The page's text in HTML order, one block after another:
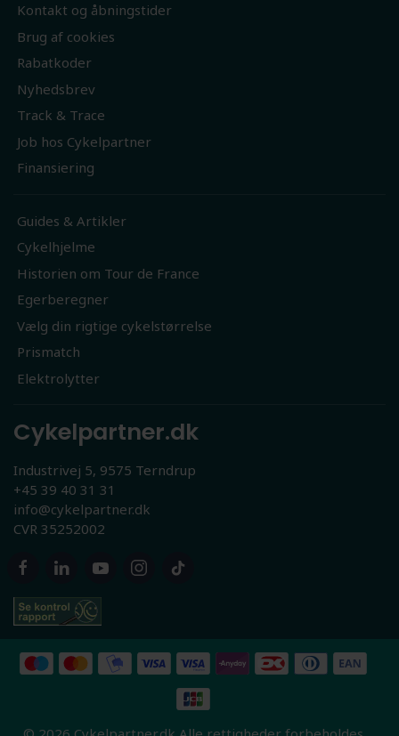
Kontakt og åbningstider
Brug af cookies
Rabatkoder
Nyhedsbrev
Track & Trace
Job hos Cykelpartner
Finansiering
Guides & Artikler
Cykelhjelme
Historien om Tour de France
Egerberegner
Vælg din rigtige cykelstørrelse
Prismatch
Elektrolytter
Cykelpartner.dk
Industrivej 5, 9575 Terndrup
+45 39 40 31 31
info@cykelpartner.dk
CVR 35252002